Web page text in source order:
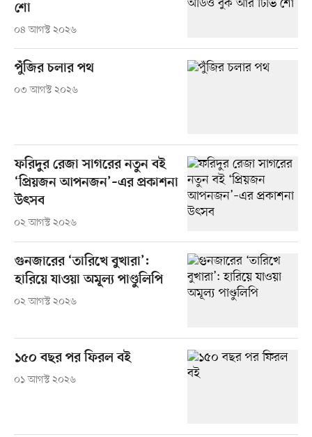
শো
০৪ আগস্ট ২০২৬
পুঁজির চলার পথ
০৩ আগস্ট ২০২৬
ফরিদুর রেজা সাগরের নতুন বই
‘প্রিয়জন আপনজন’–এর প্রকাশনা
উৎসব
০২ আগস্ট ২০২৬
গুনজারের ‘তারিখে বুখারা’:
হারিয়ে যাওয়া অমূল্য পাণ্ডুলিপি
০২ আগস্ট ২০২৬
১৫০ বছর পর ফিরল বই
০১ আগস্ট ২০২৬